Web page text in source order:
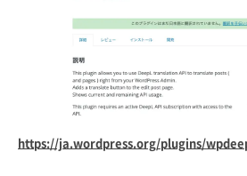
https://ja.wordpress.org/plugins/